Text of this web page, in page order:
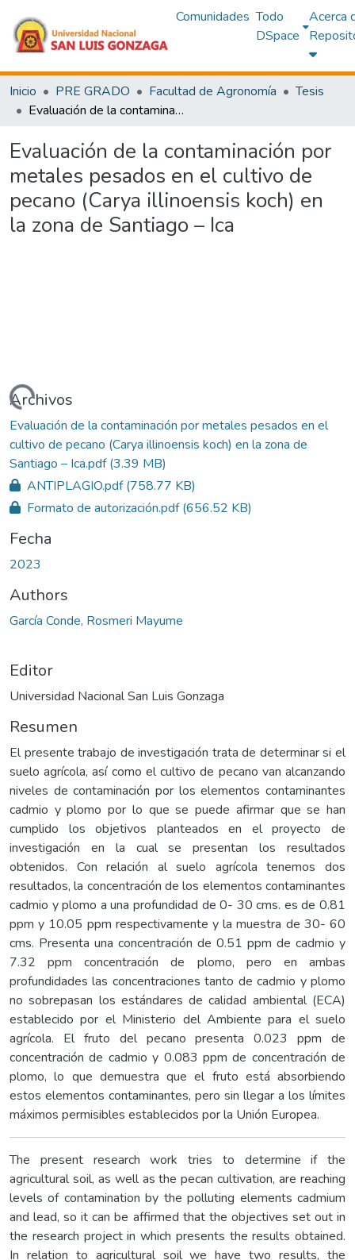
Comunidades Todo
DSpace
Acerca
Inicio PRE GRADO Facultad de Agronomía
Tesis
Evaluación de la contaminación por metales pesados en el cultivo de pecano (Carya illinoensis koch) en la zona de Santiago – Ica
Evaluación de la contaminación por
metales pesados en el cultivo de
pecano (Carya illinoensis koch) en
la zona de Santiago – Ica
Archivos
Evaluación de la contaminación por metales pesados en el
cultivo de pecano (Carya illinoensis koch) en la zona de
Santiago – Ica.pdf(3.39 MB)
ANTIPLAGIO.pdf(758.77 KB)
Formato de autorización.pdf(656.52 KB)
Fecha
2023
Authors
García Conde, Rosmeri Mayume
Editor
Universidad Nacional San Luis Gonzaga
Resumen
El presente trabajo de investigación trata de determinar si el
suelo agrícola, así como el cultivo de pecano van alcanzando
niveles de contaminación por los elementos contaminantes
cadmio y plomo por lo que se puede afirmar que se han
cumplido los objetivos planteados en el proyecto de
investigación en la cual se presentan los resultados
obtenidos. Con relación al suelo agrícola tenemos dos
resultados, la concentración de los elementos contaminantes
cadmio y plomo a una profundidad de 0- 30 cms. es de 0.81
ppm y 10.05 ppm respectivamente y la muestra de 30- 60
cms. Presenta una concentración de 0.51 ppm de cadmio y
7.32 ppm concentración de plomo, pero en ambas
profundidades las concentraciones tanto de cadmio y plomo
no sobrepasan los estándares de calidad ambiental (ECA)
establecido por el Ministerio del Ambiente para el suelo
agrícola. El fruto del pecano presenta 0.023 ppm de
concentración de cadmio y 0.083 ppm de concentración de
plomo, lo que demuestra que el fruto está absorbiendo
estos elementos contaminantes, pero sin llegar a los límites
máximos permisibles establecidos por la Unión Europea.
The present research work tries to determine if the
agricultural soil, as well as the pecan cultivation, are reaching
levels of contamination by the polluting elements cadmium
and lead, so it can be affirmed that the objectives set out in
the research project in which presents the results obtained.
In relation to agricultural soil we have two results, the